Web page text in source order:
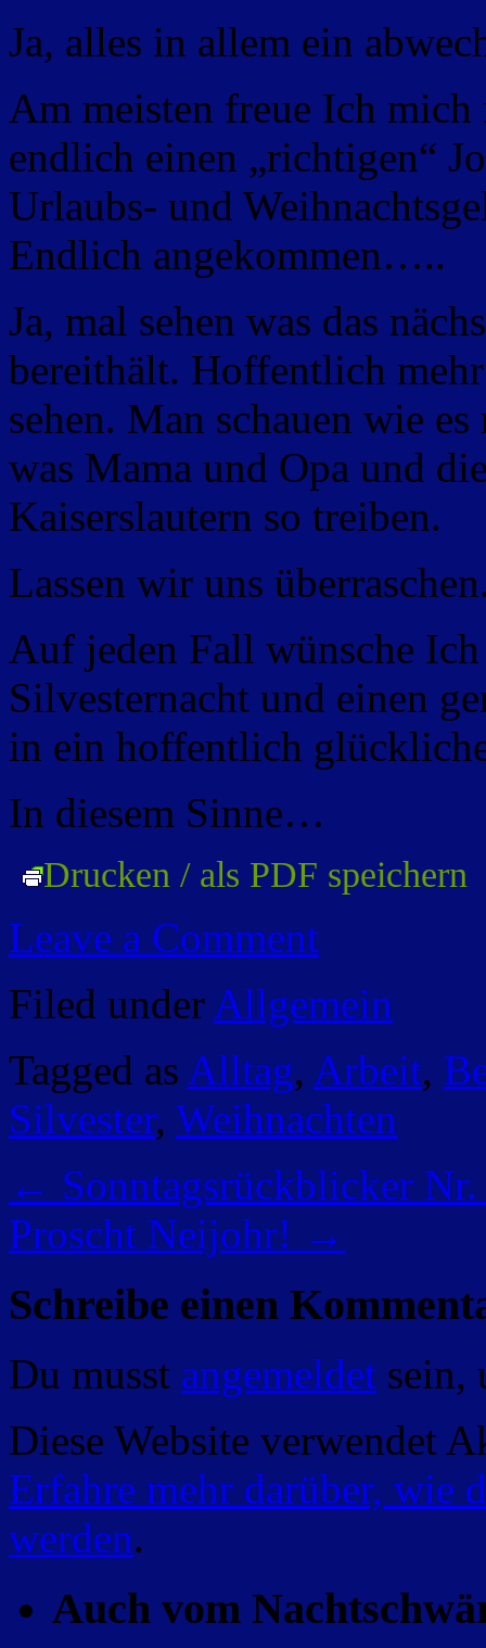
Ja, alles in allem ein
Am meisten freue Ich
endlich einen „richtigen“
Urlaubs- und
Endlich angekommen…..
Ja, mal sehen was das
bereithält. Hoffentlich
sehen. Man schauen wie
was Mama und Opa und
Kaiserslautern so treiben.
Lassen wir uns
Auf jeden Fall wünsche
Silvesternacht und einen
in ein hoffentlich
In diesem Sinne…
Drucken / als PDF speichern
Leave a Comment
Filed under Allgemein
Tagged as Alltag, Arbeit,
Silvester, Weihnachten
← Sonntagsrückblicker
Proscht Neijohr! →
Schreibe einen
Du musst angemeldet sein,
Diese Website verwendet
Erfahre mehr darüber, wie
werden.
Auch vom